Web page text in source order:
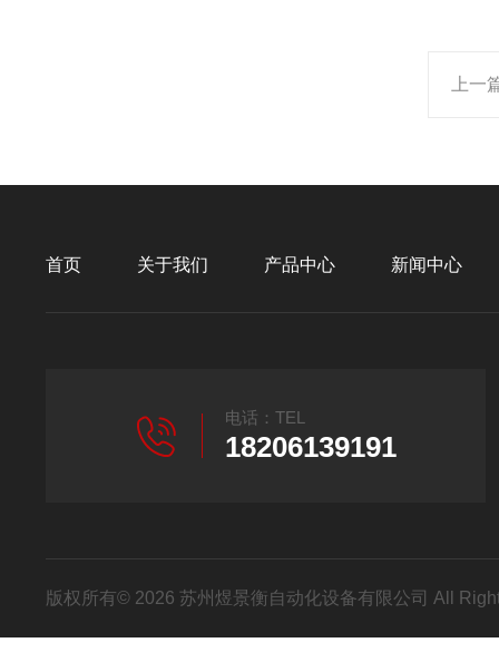
上一
首页 关于我们 产品中心 新闻中心
电话：TEL
18206139191
版权所有© 2026 苏州煜景衡自动化设备有限公司 All